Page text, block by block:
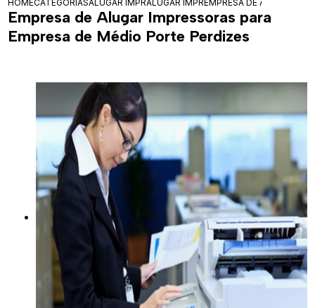
HOMECATEGORIASALUGAR IMPRESSORAALUGAR IMPRESSORAS COLORIDAS
EMPRESA DE ALUGAR
Empresa de Alugar Impressoras para
Empresa de Médio Porte Perdizes